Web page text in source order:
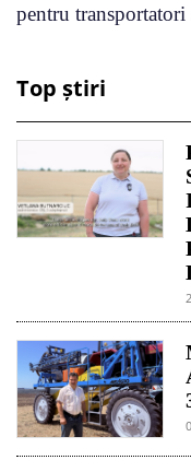
pentru
Top știri